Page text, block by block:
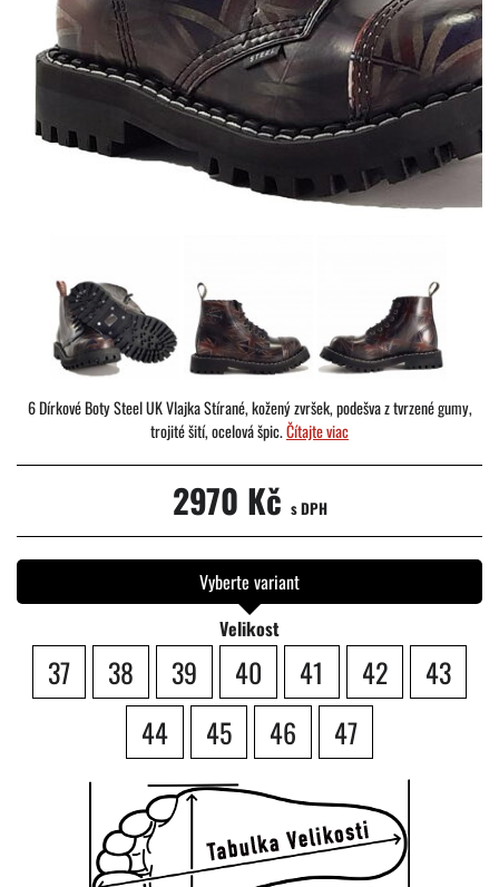
6 Dírkové Boty Steel UK Vlajka Stírané, kožený zvršek, podešva z tvrzené gumy,
trojité šití, ocelová špic.Čítajte viac
2970 Kč s DPH
Vyberte variant
Velikost
37 38 39 40 41 42
43
44
45 46 47